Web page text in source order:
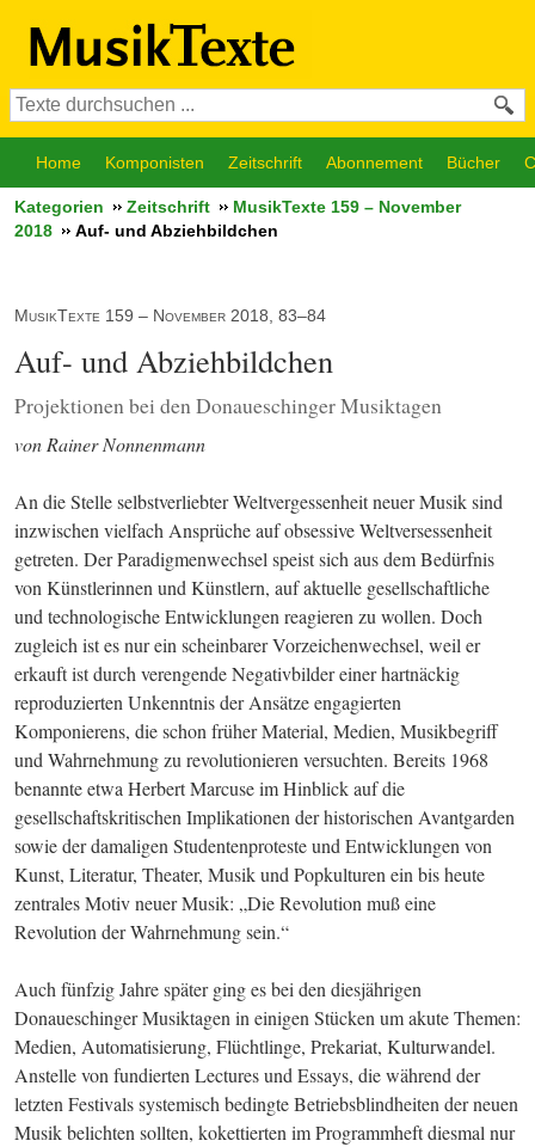
Home Komponisten Zeitschrift Abonnement Bücher
Kategorien Zeitschrift
MusikTexte 159 – November
2018
Auf- und Abziehbildchen
MusikTexte 159 – November 2018, 83–84
Auf- und Abziehbildchen
Projektionen bei den Donaueschinger Musiktagen
von Rainer Nonnenmann
An die Stelle selbstverliebter Weltvergessenheit neuer Musik sind
inzwischen vielfach Ansprüche auf obsessive Weltversessenheit
getreten. Der Paradigmenwechsel speist sich aus dem Bedürfnis
von Künstlerinnen und Künstlern, auf aktuelle gesellschaftliche
und technologische Entwicklungen reagieren zu wollen. Doch
zugleich ist es nur ein scheinbarer Vorzeichenwechsel, weil er
erkauft ist durch verengende Negativbilder einer hartnäckig
reproduzierten Unkenntnis der Ansätze engagierten
Komponierens, die schon früher Material, Medien, Musikbegriff
und Wahrnehmung zu revolutionieren versuchten. Bereits 1968
benannte etwa Herbert Marcuse im Hinblick auf die
gesellschaftskritischen Implikationen der historischen Avantgarden
sowie der damaligen Studentenproteste und Entwicklungen von
Kunst, Literatur, Theater, Musik und Popkulturen ein bis heute
zentrales Motiv neuer Musik: „Die Revolution muß eine
Revolution der Wahrnehmung sein.“
Auch fünfzig Jahre später ging es bei den diesjährigen
Donaueschinger Musiktagen in einigen Stücken um akute Themen:
Medien, Automatisierung, Flüchtlinge, Prekariat, Kulturwandel.
Anstelle von fundierten Lectures und Essays, die während der
letzten Festivals systemisch bedingte Betriebsblindheiten der neuen
Musik belichten sollten, kokettierten im Programmheft diesmal nur